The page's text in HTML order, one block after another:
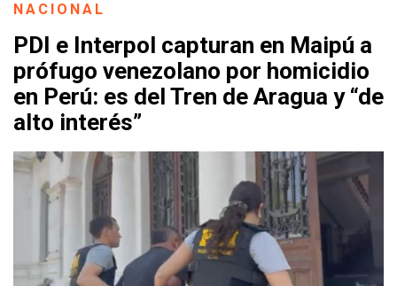
NACIONAL
PDI e Interpol capturan en Maipú a
prófugo venezolano por homicidio
en Perú: es del Tren de Aragua y “de
alto interés”